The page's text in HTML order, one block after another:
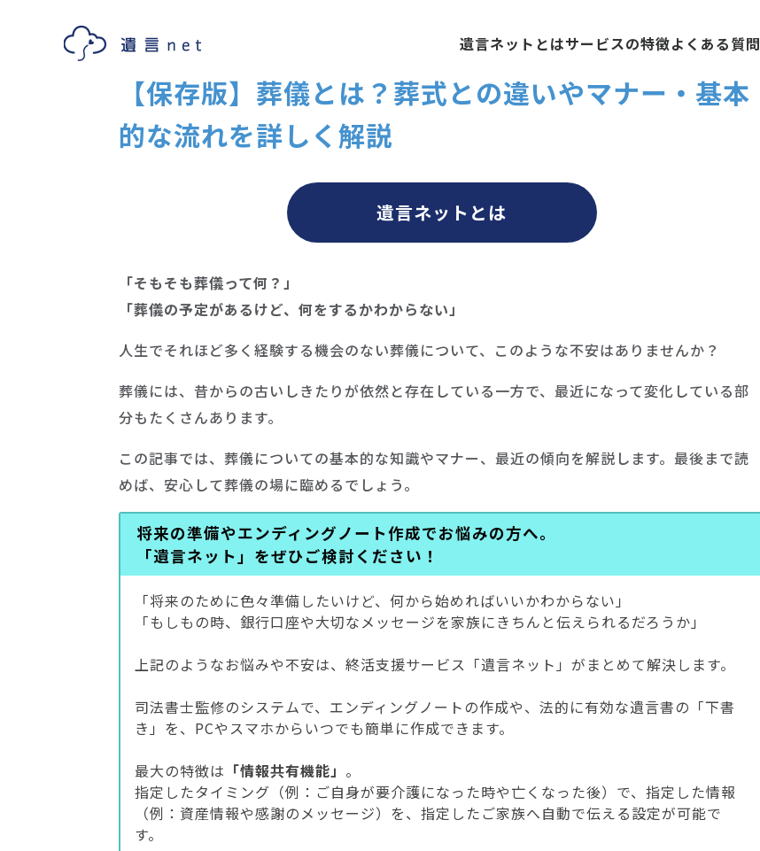
遺言ネットとはサービスの特徴よくある質問
【保存版】葬儀とは？葬式との違いやマナー・基本
的な流れを詳しく解説
遺言ネットとは
「そもそも葬儀って何？」
「葬儀の予定があるけど、何をするかわからない」
人生でそれほど多く経験する機会のない葬儀について、このような不安はありませんか？
葬儀には、昔からの古いしきたりが依然と存在している一方で、最近になって変化している部
分もたくさんあります。
この記事では、葬儀についての基本的な知識やマナー、最近の傾向を解説します。最後まで読
めば、安心して葬儀の場に臨めるでしょう。
将来の準備やエンディングノート作成でお悩みの方へ。
「遺言ネット」をぜひご検討ください！
「将来のために色々準備したいけど、何から始めればいいかわからない」
「もしもの時、銀行口座や大切なメッセージを家族にきちんと伝えられるだろうか」
上記のようなお悩みや不安は、終活支援サービス「遺言ネット」がまとめて解決します。
司法書士監修のシステムで、エンディングノートの作成や、法的に有効な遺言書の「下書
き」を、PCやスマホからいつでも簡単に作成できます。
最大の特徴は 「情報共有機能」 。
指定したタイミング（例：ご自身が要介護になった時や亡くなった後）で、指定した情報
（例：資産情報や感謝のメッセージ）を、指定したご家族へ自動で伝える設定が可能で
す。